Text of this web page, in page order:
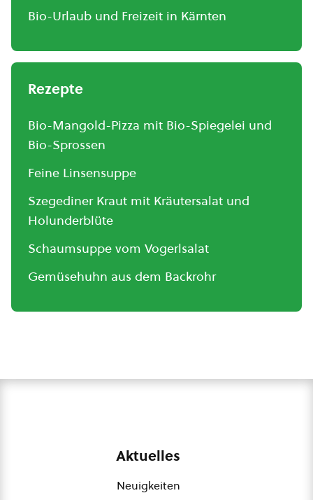
Bio-Urlaub und Freizeit in Kärnten
Rezepte
Bio-Mangold-Pizza mit Bio-Spiegelei und
Bio-Sprossen
Feine Linsensuppe
Szegediner Kraut mit Kräutersalat und
Holunderblüte
Schaumsuppe vom Vogerlsalat
Gemüsehuhn aus dem Backrohr
Aktuelles
Neuigkeiten